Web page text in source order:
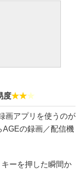
★★★
画アプリを使うのが
の録画／配信機
ーを押した瞬間か